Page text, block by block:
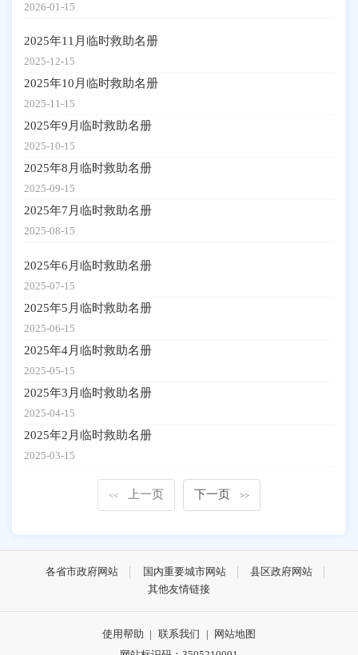
2026-01-15
2025年11月临时救助名册
2025-12-15
2025年10月临时救助名册
2025-11-15
2025年9月临时救助名册
2025-10-15
2025年8月临时救助名册
2025-09-15
2025年7月临时救助名册
2025-08-15
2025年6月临时救助名册
2025-07-15
2025年5月临时救助名册
2025-06-15
2025年4月临时救助名册
2025-05-15
2025年3月临时救助名册
2025-04-15
2025年2月临时救助名册
2025-03-15
<< 上一页 下一页 >>
各省市政府网站 国内重要城市网站
县区政府网站
其他友情链接
使用帮助 | 联系我们 | 网站地图